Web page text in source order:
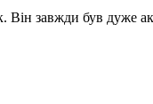
Він завжди був дуже